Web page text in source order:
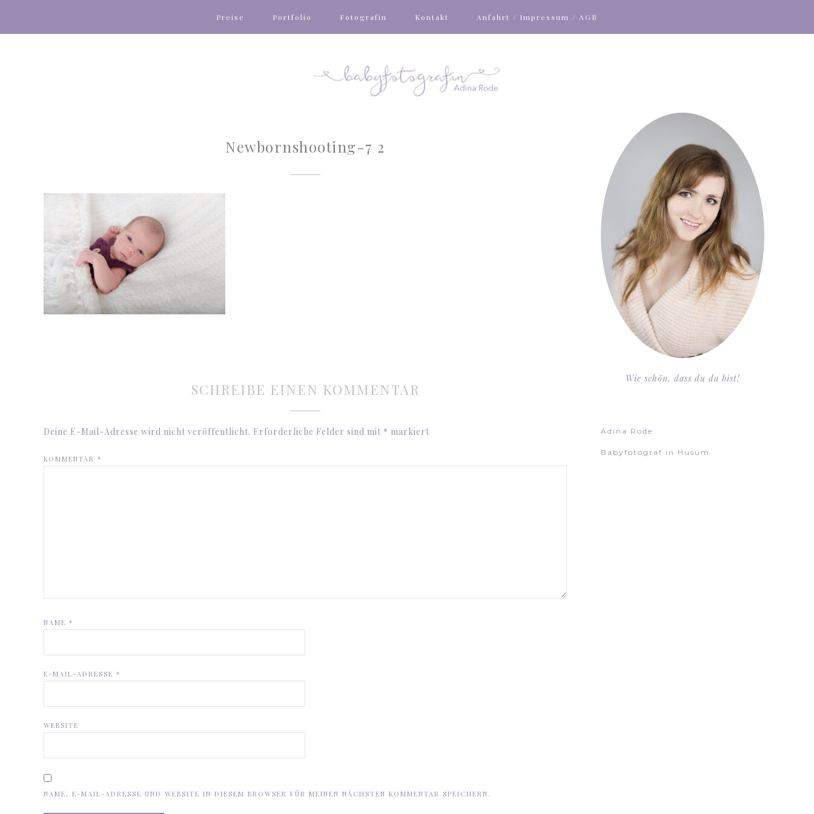
Preise Portfolio Fotografin Kontakt Anfahrt / Impressum / AGB
Newbornshooting-7 2
SCHREIBE EINEN KOMMENTAR
Deine E-Mail-Adresse wird nicht veröffentlicht. Erforderliche Felder sind mit * markiert
KOMMENTAR *
NAME *
E-MAIL-ADRESSE *
WEBSITE
NAME, E-MAIL-ADRESSE UND WEBSITE IN DIESEM BROWSER FÜR MEINEN NÄCHSTEN KOMMENTAR SPEICHERN.
Wie schön, dass du da bist!
Adina Rode
Babyfotograf in Husum